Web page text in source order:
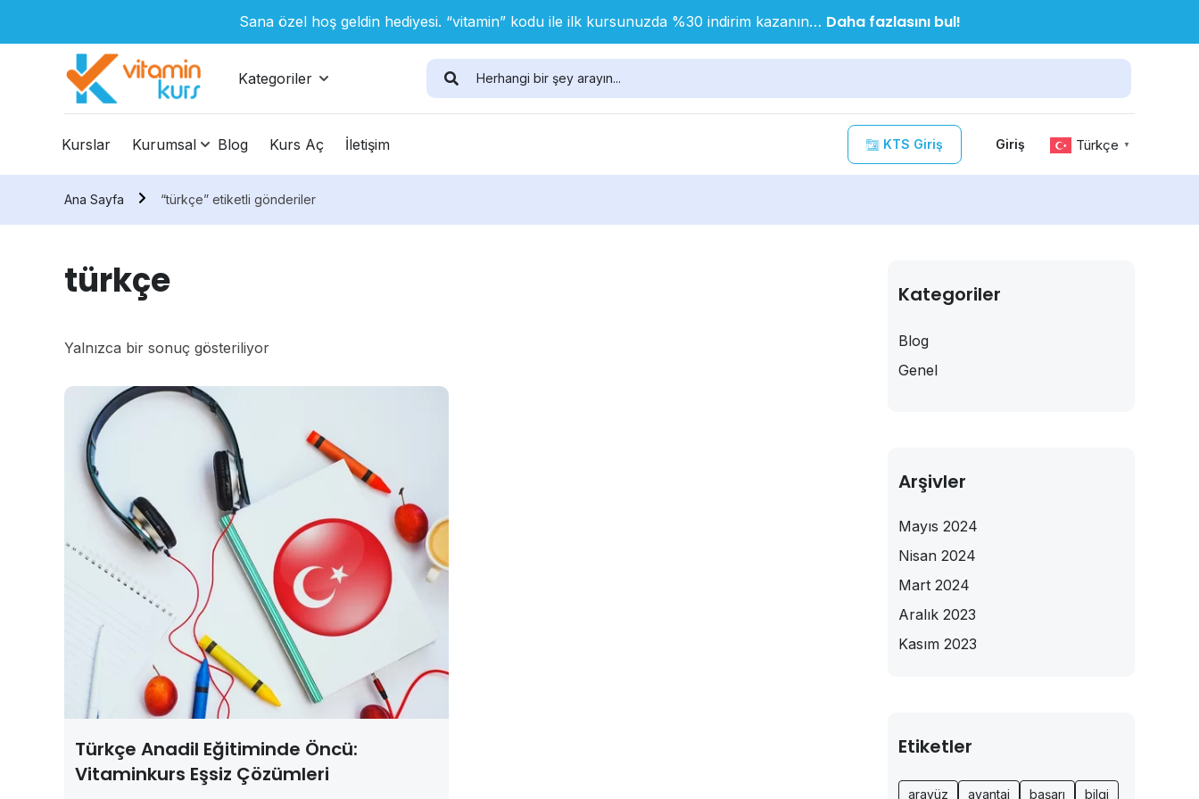
Sana özel hoş geldin hediyesi. “vitamin” kodu ile ilk kursunuzda %30 indirim kazanın… Daha fazlasını bul!
Kategoriler
Kurslar Kurumsal Blog Kurs Aç İletişim KTS Giriş Giriş Türkçe ▼
Ana Sayfa “türkçe” etiketli gönderiler
türkçe
Yalnızca bir sonuç gösteriliyor
Türkçe Anadil Eğitiminde Öncü:
Vitaminkurs Eşsiz Çözümleri
Kategoriler
Blog
Genel
Arşivler
Mayıs 2024
Nisan 2024
Mart 2024
Aralık 2023
Kasım 2023
Etiketler
arayüz avantaj başarı
bilgi